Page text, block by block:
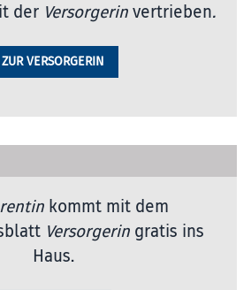
der Versorgerinvertrieben.
ZUR VERSORGERIN
kommt mit dem
Versorgeringratis ins
Haus.